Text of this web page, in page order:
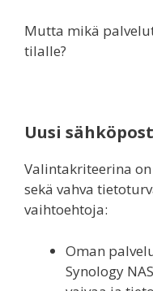
Mutta mikä
tilalle?
Uusi
Valintakriteerina
sekä vahva
vaihtoehtoja:
Oman
Synology